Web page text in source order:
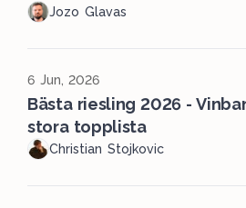
Jozo Glavas
6 Jun, 2026
Bästa riesling 2026 -
stora topplista
Christian Stojkovic